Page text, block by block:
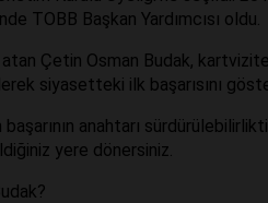
TOBB Başkan Yardımcısı oldu.
Çetin Osman Budak,
siyasetteki ilk başarısını
anahtarı
yere dönersiniz.